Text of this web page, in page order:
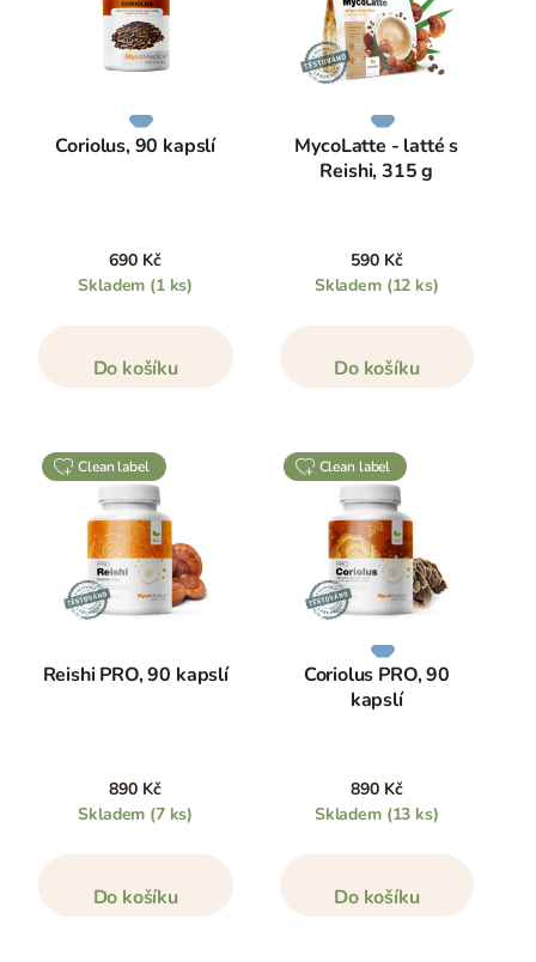
Coriolus, 90 kapslí
690 Kč
Skladem (1 ks)
Do košíku
MycoLatte - latté s
Reishi, 315 g
590 Kč
Skladem (12 ks)
Do košíku
clean label
Reishi PRO, 90 kapslí
890 Kč
Skladem (7 ks)
Do košíku
clean label
Coriolus PRO, 90
kapslí
890 Kč
Skladem (13 ks)
Do košíku